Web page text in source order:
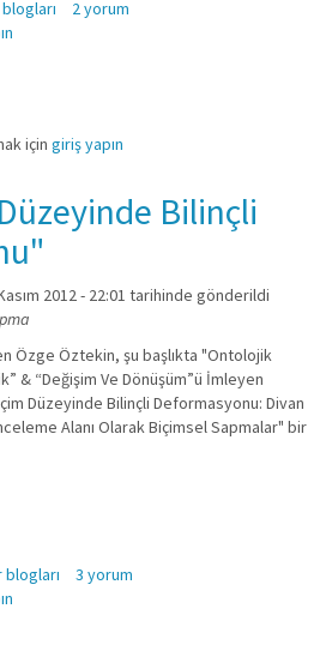
2 yorum
için giriş yapın
Bilinçli
2012 - 22:01 tarihinde gönderildi
Özge Öztekin, şu başlıkta "Ontolojik
& “Değişim Ve Dönüşüm”ü İmleyen
Düzeyinde Bilinçli Deformasyonu: Divan
Alanı Olarak Biçimsel Sapmalar" bir
Deformasyonu" hakkında
3 yorum